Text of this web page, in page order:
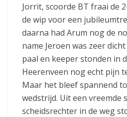
Jorrit, scoorde BT fraai de
de wip voor een
daarna had Arum nog de
name Jeroen was zeer
paal en keeper stonden in
Heerenveen nog echt pijn
Maar het bleef spannend
wedstrijd. Uit een vreemde
scheidsrechter in de weg